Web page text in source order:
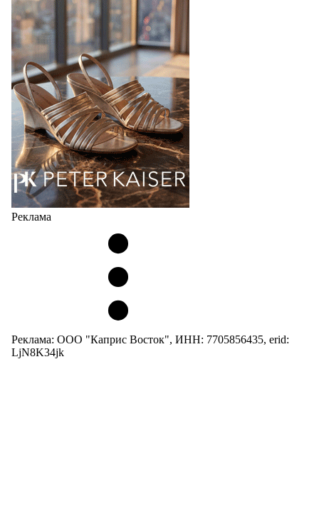
Реклама
Реклама: ООО "Каприс Восток", ИНН: 7705856435, erid:
LjN8K34jk